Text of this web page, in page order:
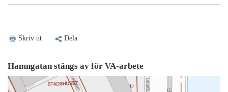
Skriv ut Dela
Hamngatan stängs av för VA-arbete